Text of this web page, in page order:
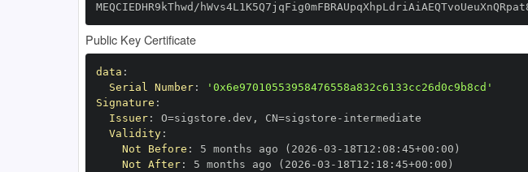
MEQCIEDHR9kThwd/
Public Key Certificate
data :
Serial Number:
'0x6e97010553958476558a832c6133cc26d0c9b8cd'
Signature :
Issuer: O=sigstore.dev , CN=sigstore -
Validity:
Not Before : 5 months ago (2026 -03 - 18T12 : 08 : 45+00 :
Not After: 5 months ago (2026 -03 - 18T12 : 18 : 45+00 :